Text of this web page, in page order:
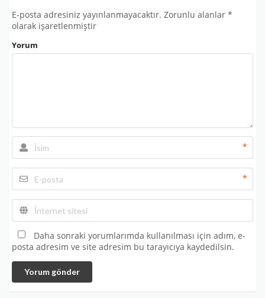
E-posta adresiniz yayınlanmayacaktır. Zorunlu alanlar *
olarak işaretlenmiştir
Yorum
*
*
Daha sonraki yorumlarımda kullanılması için adım, e-
posta adresim ve site adresim bu tarayıcıya kaydedilsin.
Yorum gönder